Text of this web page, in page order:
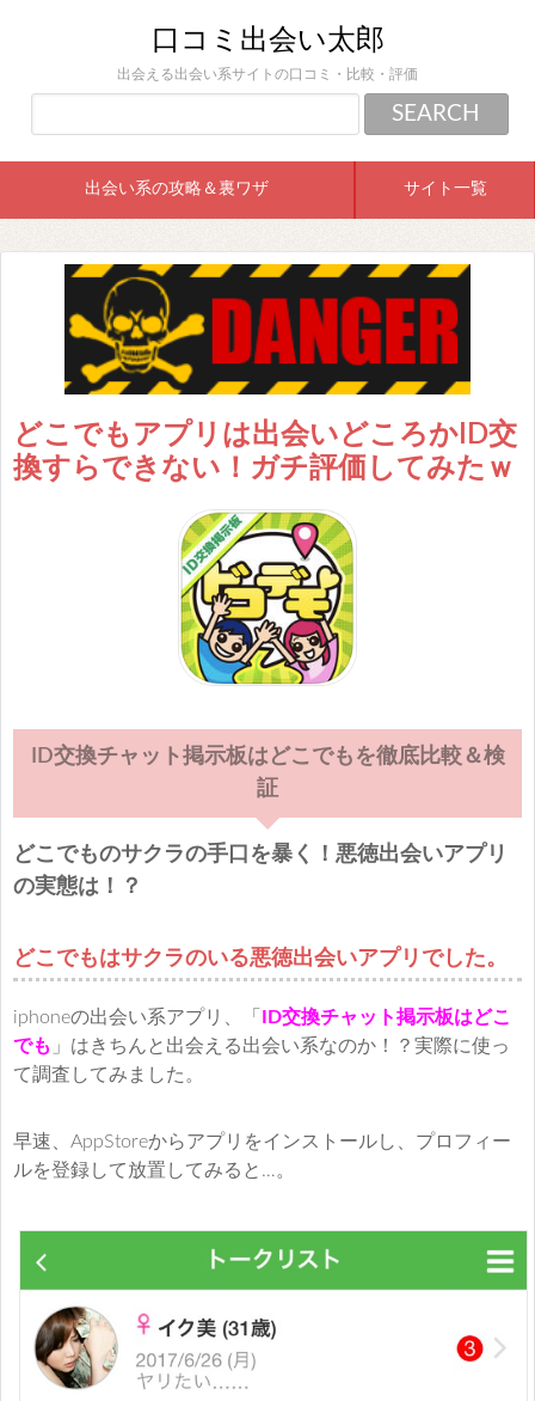
口コミ出会い太郎
出会える出会い系サイトの口コミ・比較・評価
出会い系の攻略＆裏ワザ サイト一覧
どこでもアプリは出会いどころかID交
換すらできない！ガチ評価してみたｗ
ID交換チャット掲示板はどこでもを徹底比較＆検
証
どこでものサクラの手口を暴く！悪徳出会いアプリ
の実態は！？
どこでもはサクラのいる悪徳出会いアプリでした。
iphoneの出会い系アプリ、「
ID交換チャット掲示板はどこ
でも 」はきちんと出会える出会い系なのか！？実際に使っ
て調査してみました。
早速、AppStoreからアプリをインストールし、プロフィー
ルを登録して放置してみると…。